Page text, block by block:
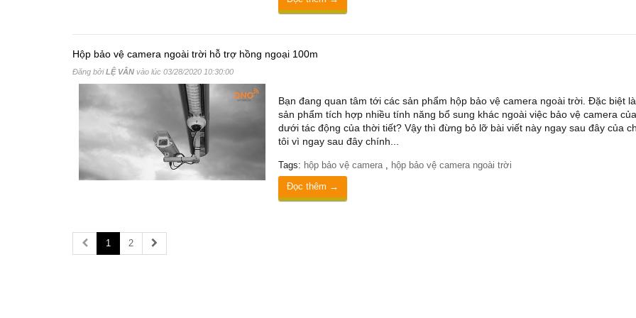
Hộp bảo vệ camera ngoài trời hỗ trợ hồng ngoại 100m
Đăng bởiLỆ VÂN vào lúc 03/28/2020 10:30:00
Bạn đang quan tâm tới các sản phẩm hộp bảo vệ camera ngoài trời. Đặc biệt
sản phẩm tích hợp nhiều tính năng bổ sung khác ngoài việc bảo vệ camera
dưới tác động của thời tiết? Vậy thì đừng bỏ lỡ bài viết này ngay sau đây của
tôi vì ngay sau đây chính...
Tags: hộp bảo vệ camera , hộp bảo vệ camera ngoài trời
Đọc thêm →
1 2